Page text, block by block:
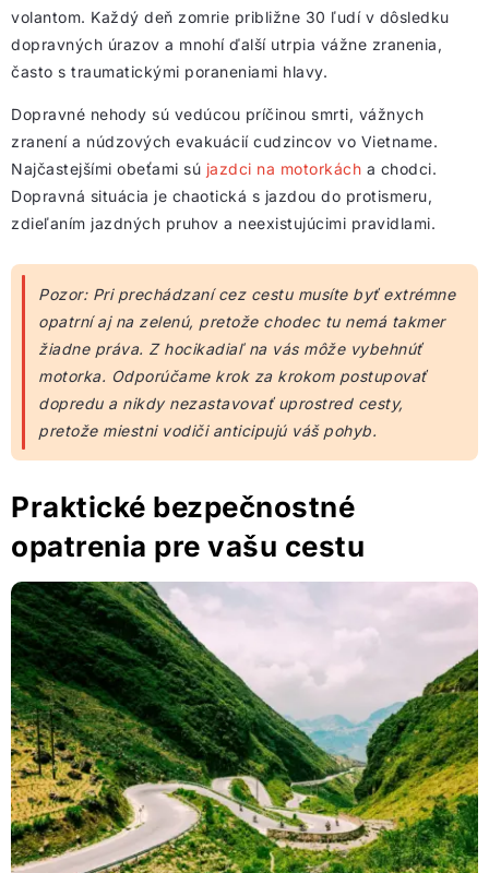
volantom. Každý deň zomrie približne 30 ľudí v dôsledku
dopravných úrazov a mnohí ďalší utrpia vážne zranenia,
často s traumatickými poraneniami hlavy.
Dopravné nehody sú vedúcou príčinou smrti, vážnych
zranení a núdzových evakuácií cudzincov vo Vietname.
Najčastejšími obeťami sú jazdci na motorkách a chodci.
Dopravná situácia je chaotická s jazdou do protismeru,
zdieľaním jazdných pruhov a neexistujúcimi pravidlami.
Pozor: Pri prechádzaní cez cestu musíte byť extrémne
opatrní aj na zelenú, pretože chodec tu nemá takmer
žiadne práva. Z hocikadiaľ na vás môže vybehnúť
motorka. Odporúčame krok za krokom postupovať
dopredu a nikdy nezastavovať uprostred cesty,
pretože miestni vodiči anticipujú váš pohyb.
Praktické bezpečnostné
opatrenia pre vašu cestu